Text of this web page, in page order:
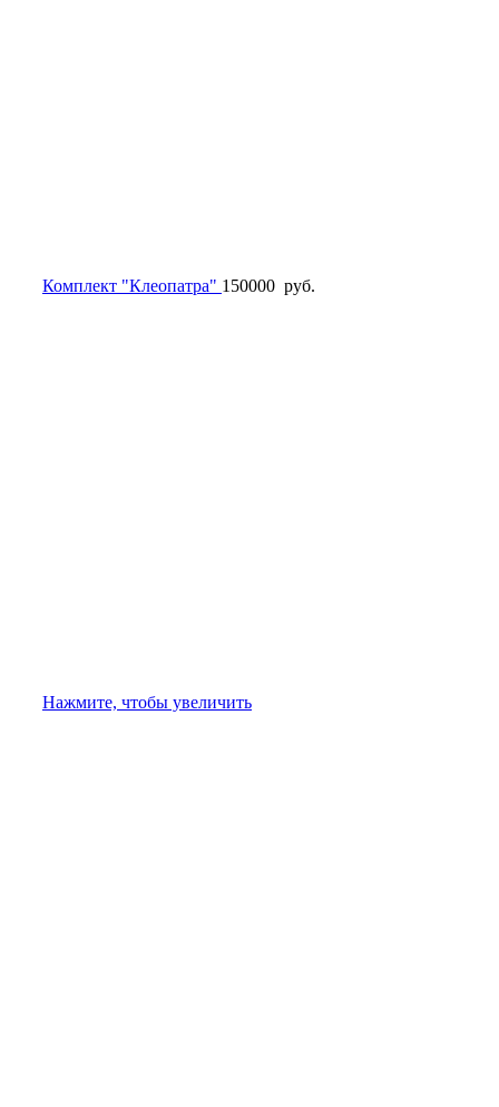
Комплект "Клеопатра" 150000 руб.
Нажмите, чтобы увеличить